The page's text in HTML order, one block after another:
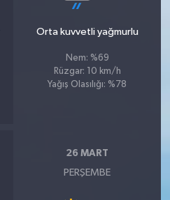
Orta kuvvetli yağmurlu
Nem: %69
Rüzgar: 10 km/h
Yağış Olasılığı: %78
26 MART
PERŞEMBE